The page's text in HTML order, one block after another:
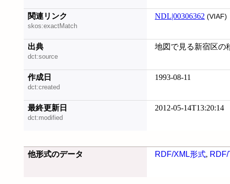
関連リンク
skos:exactMatch
NDL|00306362 (VIAF)
出典
dct:source
地図で見る新宿区の
作成日
dct:created
1993-08-11
最終更新日
dct:modified
2012-05-14T13:20:14
他形式のデータ RDF/XML形式,